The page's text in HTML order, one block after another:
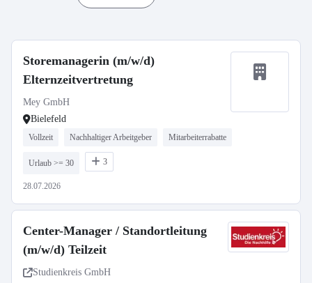
Storemanagerin (m/w/d)
Elternzeitvertretung
Mey GmbH
Bielefeld
Vollzeit Nachhaltiger Arbeitgeber Mitarbeiterrabatte
Urlaub >= 30 3
28.07.2026
Center-Manager / Standortleitung
(m/w/d) Teilzeit
Studienkreis GmbH